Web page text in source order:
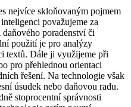
nejvíce skloňovaným pojmem
považujeme za
poradenství či
použití je pro analýzy
textů. Dále ji využijeme při
pro přehlednou orientaci
řešení. Na technologie však
úsudek nebo daňovou radu.
stoprocentní správnosti